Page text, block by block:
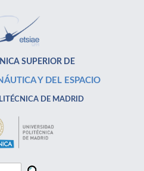
SUPERIOR DE
Y DEL ESPACIO
DE MADRID